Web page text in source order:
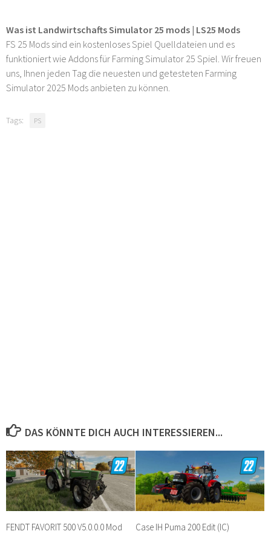
Was ist Landwirtschafts Simulator 25 mods | LS25 Mods
FS 25 Mods sind ein kostenloses Spiel Quelldateien und es
funktioniert wie Addons für Farming Simulator 25 Spiel. Wir freuen
uns, Ihnen jeden Tag die neuesten und getesteten Farming
Simulator 2025 Mods anbieten zu können.
Tags: PS
DAS KÖNNTE DICH AUCH INTERESSIEREN...
FENDT FAVORIT 500 V5.0.0.0 Mod
Case IH Puma 200 Edit (IC)